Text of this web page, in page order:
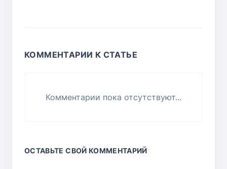
КОММЕНТАРИИ К СТАТЬЕ
Комментарии пока отсутствуют...
ОСТАВЬТЕ СВОЙ КОММЕНТАРИЙ